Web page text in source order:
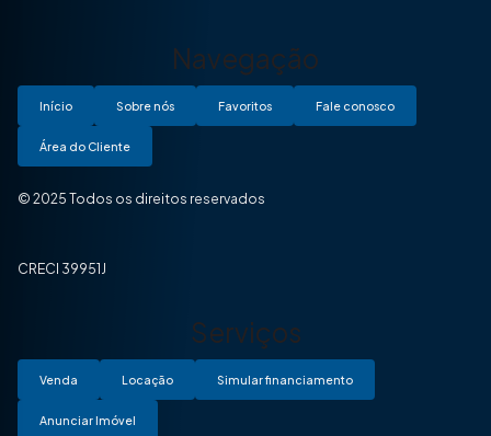
Navegação
Início Sobre nós Favoritos Fale conosco
Área do Cliente
© 2025 Todos os direitos reservados
CRECI 39951J
Serviços
Venda Locação Simular financiamento
Anunciar Imóvel